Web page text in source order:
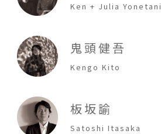
Ken + Julia Yonetani
鬼頭健吾
Kengo Kito
板坂諭
Satoshi Itasaka